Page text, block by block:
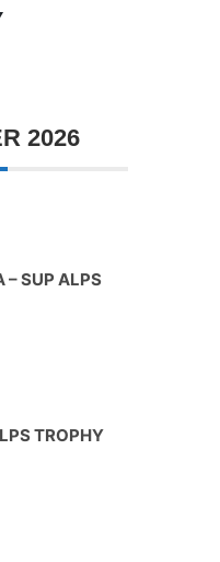
2026
– SUP ALPS
TROPHY